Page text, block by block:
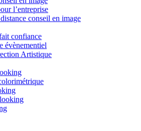
l’entreprise
conseil en image
confiance
évènementiel
Artistique